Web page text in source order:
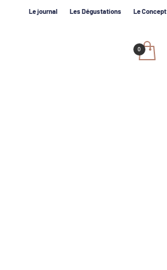
Le journal Les Dégustations Le Concept